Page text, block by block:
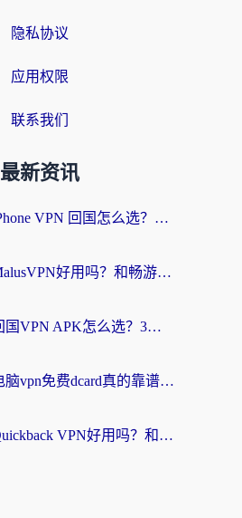
隐私协议
应用权限
联系我们
最新资讯
海外党必看：iPhone VPN 回国怎么选？一篇搞定无缝访问国内资源
海外党必看：MalusVPN好用吗？和畅游VPN对比哪个回国效果更好？附穿梭飞鱼神龟真实体验
海外党必看：回国VPN APK怎么选？3步教你无缝刷国内剧玩国服
海外党必看：电脑vpn免费dcard真的靠谱吗？教你选对回国加速器无缝访问国内资源
海外党必看：Quickback VPN好用吗？和小黑牛VPN对比哪个回国效果更好？附真实体验+避坑指南